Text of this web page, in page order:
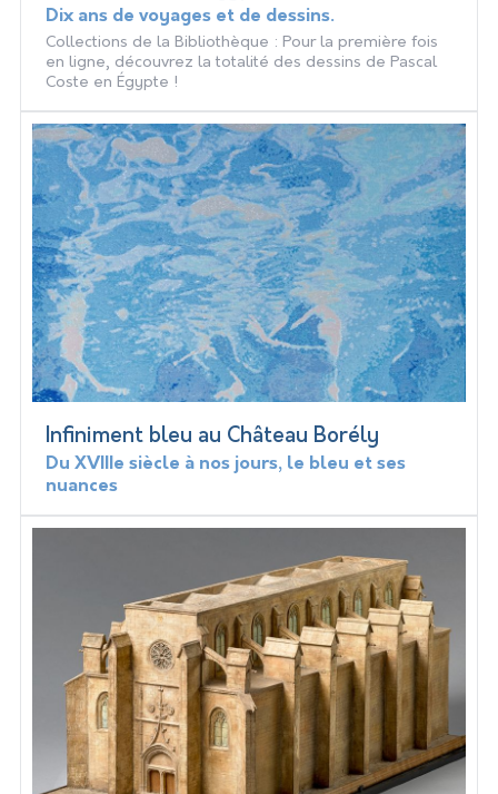
Dix ans de voyages et de dessins.
Collections de la Bibliothèque : Pour la première fois
en ligne, découvrez la totalité des dessins de Pascal
Coste en Égypte !
Infiniment bleu au Château Borély
Du XVIIIe siècle à nos jours, le bleu et ses
nuances